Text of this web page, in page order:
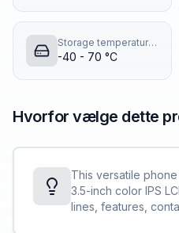
Storage temperature (T-T)
-40 - 70 °C
Hvorfor vælge dette
This versatile
3.5-inch color IPS
lines, features,